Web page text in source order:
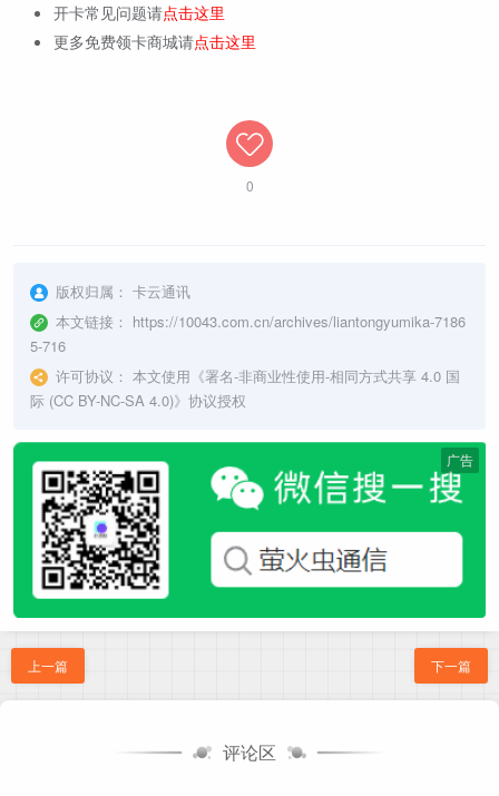
开卡常见问题请点击这里
更多免费领卡商城请点击这里
0
版权归属： 卡云通讯
本文链接： https://10043.com.cn/archives/liantongyumika-7186
5-716
许可协议： 本文使用《署名-非商业性使用-相同方式共享 4.0 国
际 (CC BY-NC-SA 4.0)》协议授权
广告
上一篇 下一篇
评论区